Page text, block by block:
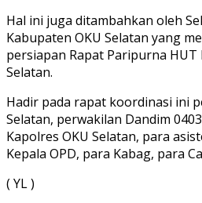
Hal ini juga ditambahkan oleh
Kabupaten OKU Selatan yang
persiapan Rapat Paripurna HUT
Selatan.
Hadir pada rapat koordinasi ini
Selatan, perwakilan Dandim
Kapolres OKU Selatan, para
Kepala OPD, para Kabag, para
( YL )